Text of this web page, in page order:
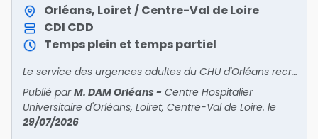
2) – H/FOrléans, Loiret / Centre-Val de Loire
CDI CDD
Temps plein et temps partiel
Le service des urgences adultes du CHU d'Orléans recrute un médecin pour intégrer son unité de médecine polyvalente post-urgences (UHCD 2).
Publié parM. DAM Orléans - Centre Hospitalier
Universitaire d'Orléans, Loiret, Centre-Val de Loire. le
29/07/2026